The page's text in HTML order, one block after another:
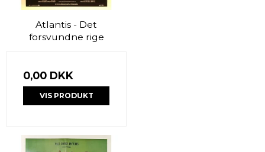
Atlantis - Det
forsvundne rige
0,00 DKK
VIS PRODUKT